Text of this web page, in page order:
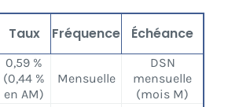
Taux Fréquence Échéance
0,59 %
(0,44 %
en AM)
Mensuelle
DSN
mensuelle
(mois M)